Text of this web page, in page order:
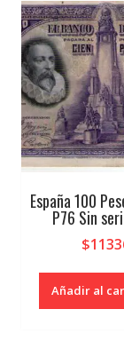
España 100
P76 Sin
$
Añadir al